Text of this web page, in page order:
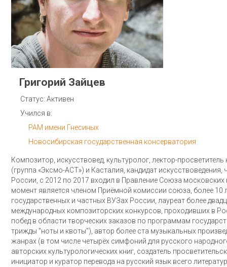
Григорий Зайцев
Статус: Активен
Учился в:
РАМ имени Гнесиных
Новосибирская государственная консерватория
Композитор, искусствовед, культуролог, лектор-
(группа «Эксмо-АСТ») и Касталия, кандидат
России, с 2012 по 2017 входил в Правление Союза
момент является членом Приёмной комиссии союза, более 10
государственных и частных ВУЗах России, лауреат более
международных композиторских конкурсов, проходивших в
побед в области творческих заказов по программам
трижды "ноты и квоты"), автор более ста музыкальных
жанрах (в том числе четырёх симфоний для русского
авторских культурологических книг, создатель
инициатор и куратор перевода на русский язык всего